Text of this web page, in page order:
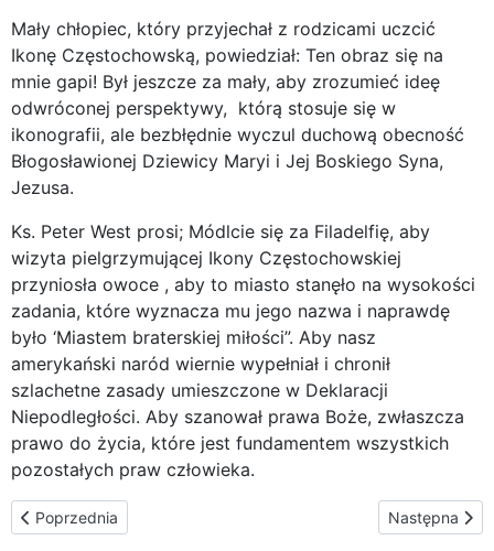
Mały chłopiec, który przyjechał z rodzicami uczcić
Ikonę Częstochowską, powiedział: Ten obraz się na
mnie gapi! Był jeszcze za mały, aby zrozumieć ideę
odwróconej perspektywy, którą stosuje się w
ikonografii, ale bezbłędnie wyczul duchową obecność
Błogosławionej Dziewicy Maryi i Jej Boskiego Syna,
Jezusa.
Ks. Peter West prosi; Módlcie się za Filadelfię, aby
wizyta pielgrzymującej Ikony Częstochowskiej
przyniosła owoce , aby to miasto stanęło na wysokości
zadania, które wyznacza mu jego nazwa i naprawdę
było ‘Miastem braterskiej miłości”. Aby nasz
amerykański naród wiernie wypełniał i chronił
szlachetne zasady umieszczone w Deklaracji
Niepodległości. Aby szanował prawa Boże, zwłaszcza
prawo do życia, które jest fundamentem wszystkich
pozostałych praw człowieka.
Poprzednia strona: Filadelfia - dobro kontra zło
Poprzednia Następna
Następna